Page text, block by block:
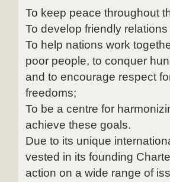
To keep peace throughout
To develop friendly
To help nations work
poor people, to conquer
and to encourage respect
freedoms;
To be a centre for
achieve these goals.
Due to its unique
vested in its founding
action on a wide range of